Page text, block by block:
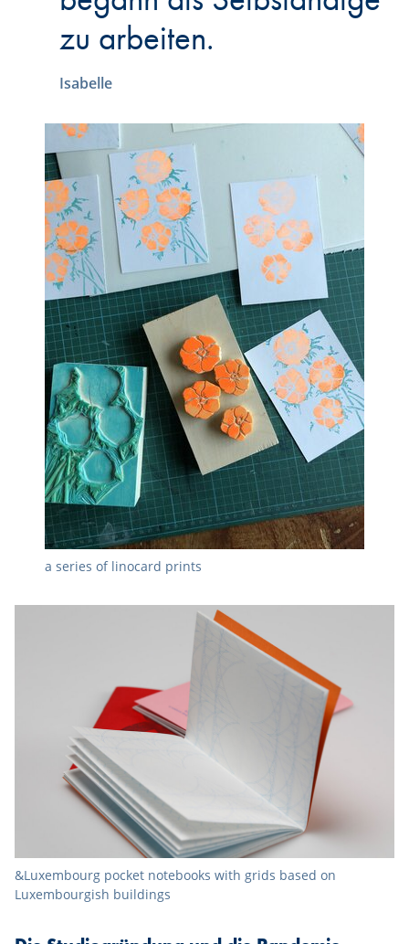
zu arbeiten.
Isabelle
a series of linocard prints
&Luxembourg pocket notebooks with grids based on
Luxembourgish buildings